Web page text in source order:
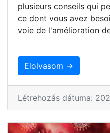
plusieurs conseils qui
ce dont vous avez
voie de l'amélioration
Elolvasom →
Létrehozás dátuma: